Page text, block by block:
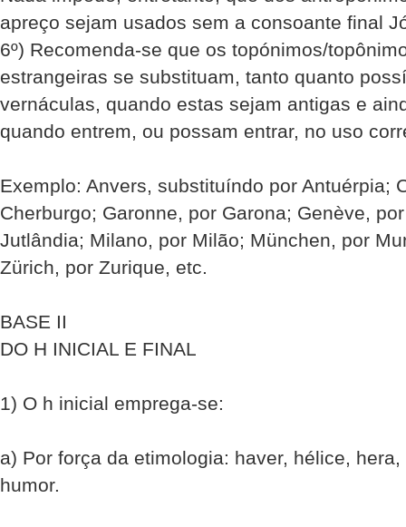
apreço sejam usados sem a consoante final
6º) Recomenda-se que os topónimos/
estrangeiras se substituam, tanto quanto
vernáculas, quando estas sejam antigas e
quando entrem, ou possam entrar, no uso
Exemplo: Anvers, substituíndo por Antuérpia;
Cherburgo; Garonne, por Garona; Genève,
Jutlândia; Milano, por Milão; München, por
Zürich, por Zurique, etc.
BASE II
DO H INICIAL E FINAL
1) O h inicial emprega-se:
a) Por força da etimologia: haver, hélice,
humor.